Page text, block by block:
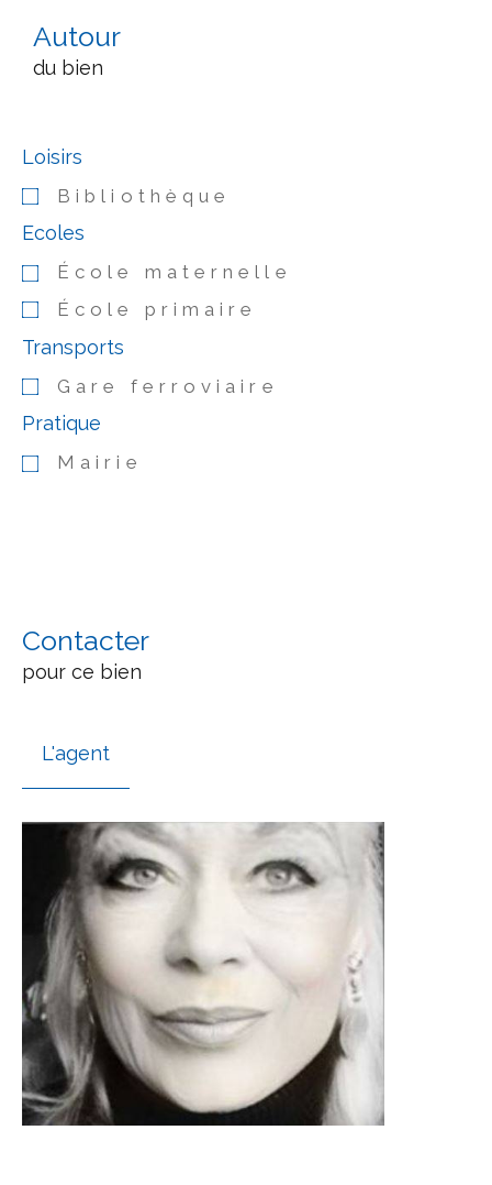
Autour
du bien
Loisirs
Bibliothèque
Ecoles
École maternelle
École primaire
Transports
Gare ferroviaire
Pratique
Mairie
Contacter
pour ce bien
L'agent